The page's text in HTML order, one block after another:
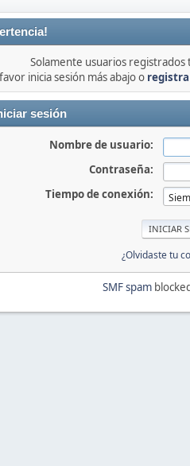
Solamente usuarios registrados
inicia sesión más abajo o
sesión
Nombre de usuario:
Contraseña:
Tiempo de conexión:
¿Olvidaste tu
SMF spam